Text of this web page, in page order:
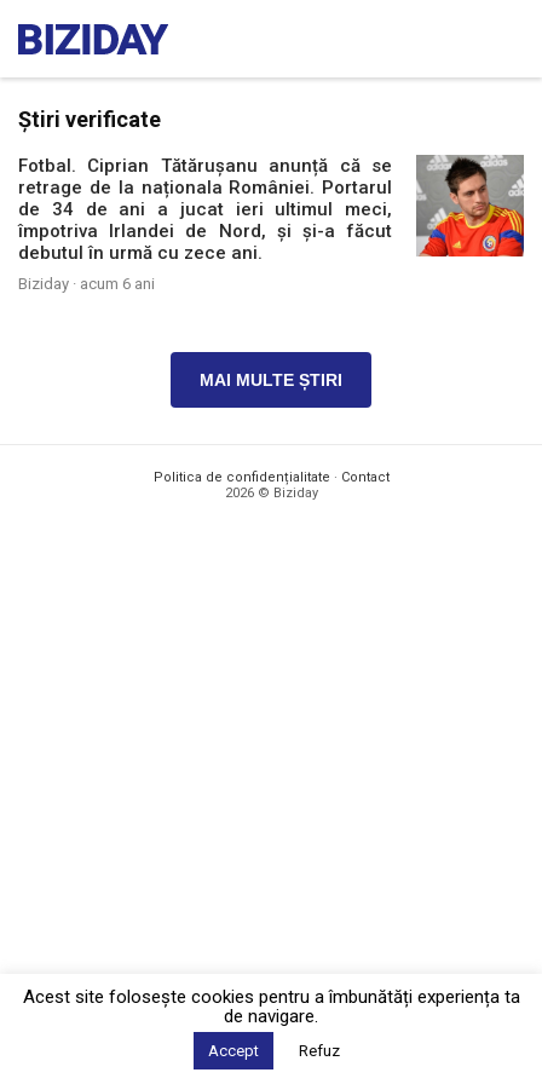
Știri verificate
Fotbal. Ciprian Tătărușanu anunță că se
retrage de la naționala României. Portarul
de 34 de ani a jucat ieri ultimul meci,
împotriva Irlandei de Nord, și și-a făcut
debutul în urmă cu zece ani.
Biziday · acum 6 ani
MAI MULTE ȘTIRI
Politica de confidențialitate · Contact
2026 © Biziday
Acest site foloseşte cookies pentru a îmbunătăți experiența ta
de navigare.
Accept Refuz